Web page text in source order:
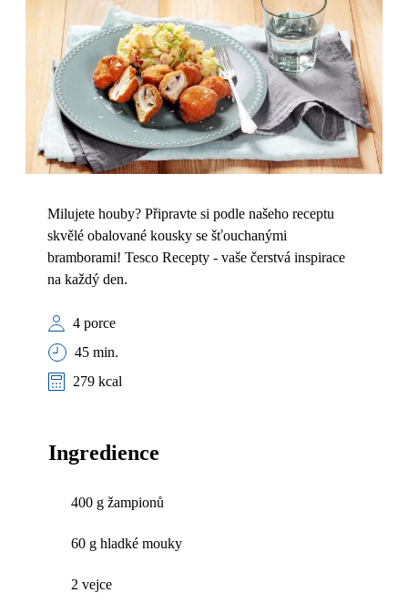
Milujete houby? Připravte si podle našeho receptu
skvělé obalované kousky se šťouchanými
bramborami! Tesco Recepty - vaše čerstvá inspirace
na každý den.
4 porce
45 min.
279 kcal
Ingredience
400 g žampionů
60 g hladké mouky
2 vejce